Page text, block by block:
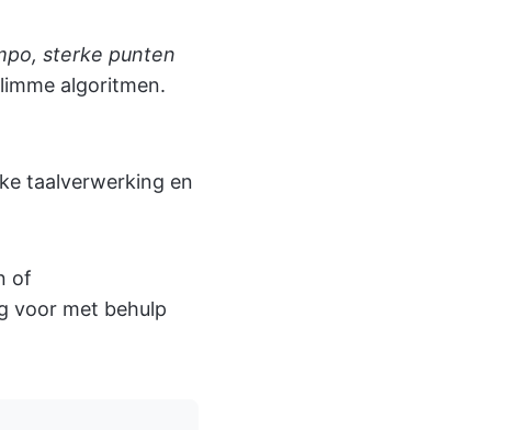
sterke punten
algoritmen.
taalverwerking en
of
voor met behulp